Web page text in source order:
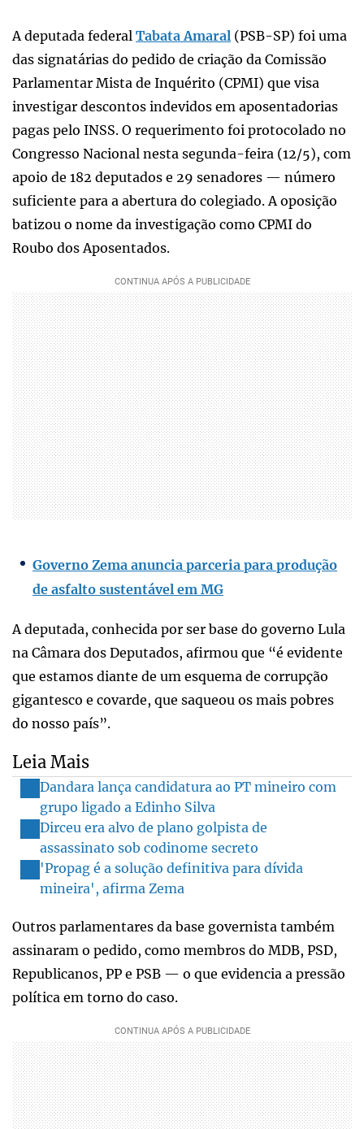
A deputada federal Tabata Amaral (PSB-SP) foi uma
das signatárias do pedido de criação da Comissão
Parlamentar Mista de Inquérito (CPMI) que visa
investigar descontos indevidos em aposentadorias
pagas pelo INSS. O requerimento foi protocolado no
Congresso Nacional nesta segunda-feira (12/5), com
apoio de 182 deputados e 29 senadores — número
suficiente para a abertura do colegiado. A oposição
batizou o nome da investigação como CPMI do
Roubo dos Aposentados.
Governo Zema anuncia parceria para produção
de asfalto sustentável em MG
A deputada, conhecida por ser base do governo Lula
na Câmara dos Deputados, afirmou que “é evidente
que estamos diante de um esquema de corrupção
gigantesco e covarde, que saqueou os mais pobres
do nosso país”.
Leia Mais
Dandara lança candidatura ao PT mineiro com
grupo ligado a Edinho Silva
Dirceu era alvo de plano golpista de
assassinato sob codinome secreto
'Propag é a solução definitiva para dívida
mineira', afirma Zema
Outros parlamentares da base governista também
assinaram o pedido, como membros do MDB, PSD,
Republicanos, PP e PSB — o que evidencia a pressão
política em torno do caso.